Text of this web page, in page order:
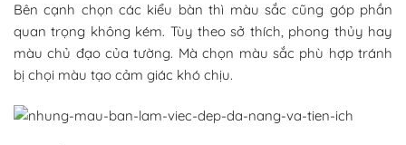
Bên cạnh chọn các kiểu bàn thì màu sắc cũng góp phần
quan trọng không kém. Tùy theo sở thích, phong thủy hay
màu chủ đạo của tường. Mà chọn màu sắc phù hợp tránh
bị chọi màu tạo cảm giác khó chịu.